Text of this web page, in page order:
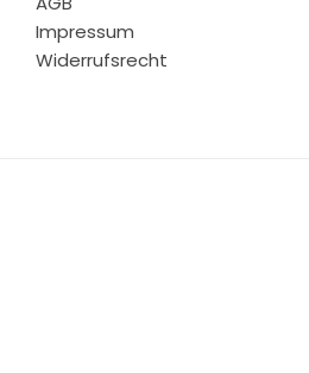
Impressum
Widerrufsrecht